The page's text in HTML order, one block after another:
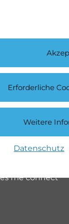
Erforderliche
Weitere
Datenschutz
ASR
me connect